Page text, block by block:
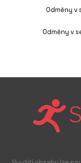
Odměny v
Odměny v